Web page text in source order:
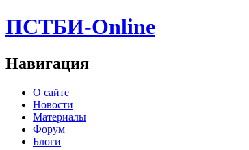
ПСТБИ-Online
Навигация
О сайте
Новости
Материалы
Форум
Блоги